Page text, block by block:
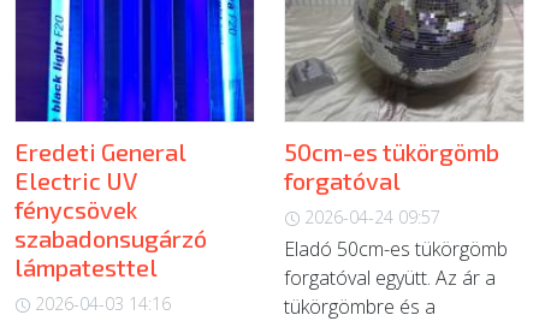
Eredeti General
Electric UV
fénycsövek
szabadonsugárzó
lámpatesttel
2026-04-03 14:16
50cm-es tükörgömb
forgatóval
2026-04-24 09:57
Eladó 50cm-es tükörgömb
forgatóval együtt. Az ár a
tükörgömbre és a